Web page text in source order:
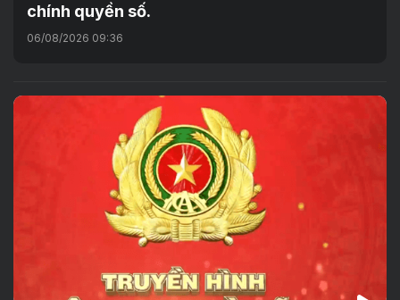
chính quyền số.
06/08/2026 09:36